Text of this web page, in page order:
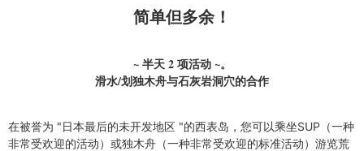
简单但多余！
~ 半天 2 项活动 ~。
滑水/划独木舟与石灰岩洞穴的合作
在被誉为 "日本最后的未开发地区 "的西表岛，您可以乘坐SUP（一种
非常受欢迎的活动）或独木舟（一种非常受欢迎的标准活动）游览荒